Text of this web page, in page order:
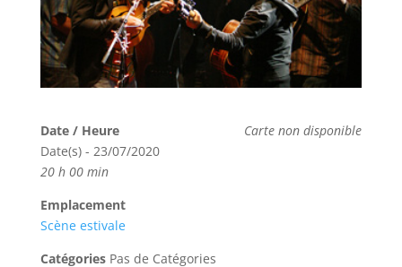
Carte non disponible
Date / Heure
Date(s) - 23/07/2020
20 h 00 min
Emplacement
Scène estivale
CatégoriesPas de Catégories